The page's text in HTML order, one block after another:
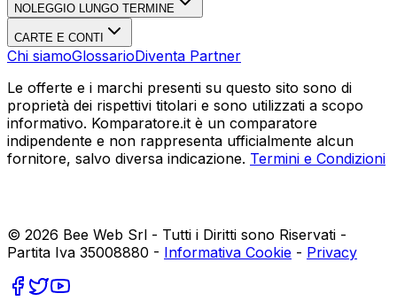
NOLEGGIO LUNGO TERMINE
CARTE E CONTI
Chi siamoGlossarioDiventa Partner
Le offerte e i marchi presenti su questo sito sono di
proprietà dei rispettivi titolari e sono utilizzati a scopo
informativo. Komparatore.it è un comparatore
indipendente e non rappresenta ufficialmente alcun
fornitore, salvo diversa indicazione. Termini e Condizioni
© 2026 Bee Web Srl - Tutti i Diritti sono Riservati -
Partita Iva 35008880 - Informativa Cookie - Privacy